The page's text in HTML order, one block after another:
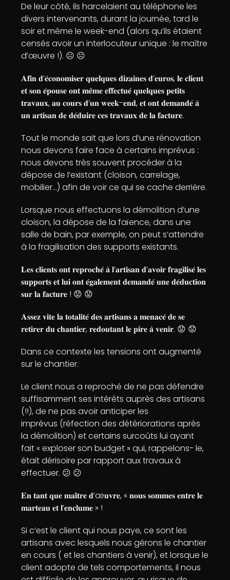
De leur côté, ils harcelaient au téléphone les
divers intervenants, durant la journée, tard le
soir et même le week-end (alors qu’ils étaient
censés avoir un interlocuteur unique : le maître
d’œuvre !). ☹️ ☹️
𝐀𝐟𝐢𝐧 𝐝’𝐞́𝐜𝐨𝐧𝐨𝐦𝐢𝐬𝐞𝐫 𝐪𝐮𝐞𝐥𝐪𝐮𝐞𝐬 𝐝𝐢𝐳𝐚𝐢𝐧𝐞𝐬 𝐝’𝐞𝐮𝐫𝐨𝐬, 𝐥𝐞 𝐜𝐥𝐢𝐞𝐧𝐭
𝐞𝐭 𝐬𝐨𝐧 𝐞́𝐩𝐨𝐮𝐬𝐞 𝐨𝐧𝐭 𝐦𝐞̂𝐦𝐞 𝐞𝐟𝐟𝐞𝐜𝐭𝐮𝐞́ 𝐪𝐮𝐞𝐥𝐪𝐮𝐞𝐬 𝐩𝐞𝐭𝐢𝐭𝐬
𝐭𝐫𝐚𝐯𝐚𝐮𝐱, 𝐚𝐮 𝐜𝐨𝐮𝐫𝐬 𝐝’𝐮𝐧 𝐰𝐞𝐞𝐤-𝐞𝐧𝐝, 𝐞𝐭 𝐨𝐧𝐭 𝐝𝐞𝐦𝐚𝐧𝐝𝐞́ 𝐚̀
𝐮𝐧 𝐚𝐫𝐭𝐢𝐬𝐚𝐧 𝐝𝐞 𝐝𝐞́𝐝𝐮𝐢𝐫𝐞 𝐜𝐞𝐬 𝐭𝐫𝐚𝐯𝐚𝐮𝐱 𝐝𝐞 𝐥𝐚 𝐟𝐚𝐜𝐭𝐮𝐫𝐞.
Tout le monde sait que lors d’une rénovation
nous devons faire face à certains imprévus :
nous devons très souvent procéder à la
dépose de l’existant (cloison, carrelage,
mobilier…) afin de voir ce qui se cache derrière.
Lorsque nous effectuons la démolition d’une
cloison, la dépose de la faïence, dans une
salle de bain, par exemple, on peut s’attendre
à la fragilisation des supports existants.
𝐋𝐞𝐬 𝐜𝐥𝐢𝐞𝐧𝐭𝐬 𝐨𝐧𝐭 𝐫𝐞𝐩𝐫𝐨𝐜𝐡𝐞́ 𝐚̀ 𝐥’𝐚𝐫𝐭𝐢𝐬𝐚𝐧 𝐝’𝐚𝐯𝐨𝐢𝐫 𝐟𝐫𝐚𝐠𝐢𝐥𝐢𝐬𝐞́ 𝐥𝐞𝐬
𝐬𝐮𝐩𝐩𝐨𝐫𝐭𝐬 𝐞𝐭 𝐥𝐮𝐢 𝐨𝐧𝐭 𝐞́𝐠𝐚𝐥𝐞𝐦𝐞𝐧𝐭 𝐝𝐞𝐦𝐚𝐧𝐝𝐞́ 𝐮𝐧𝐞 𝐝𝐞́𝐝𝐮𝐜𝐭𝐢𝐨𝐧
𝐬𝐮𝐫 𝐥𝐚 𝐟𝐚𝐜𝐭𝐮𝐫𝐞 ! 😟 😟
𝐀𝐬𝐬𝐞𝐳 𝐯𝐢𝐭𝐞 𝐥𝐚 𝐭𝐨𝐭𝐚𝐥𝐢𝐭𝐞́ 𝐝𝐞𝐬 𝐚𝐫𝐭𝐢𝐬𝐚𝐧𝐬 𝐚 𝐦𝐞𝐧𝐚𝐜𝐞́ 𝐝𝐞 𝐬𝐞
𝐫𝐞𝐭𝐢𝐫𝐞𝐫 𝐝𝐮 𝐜𝐡𝐚𝐧𝐭𝐢𝐞𝐫, 𝐫𝐞𝐝𝐨𝐮𝐭𝐚𝐧𝐭 𝐥𝐞 𝐩𝐢𝐫𝐞 𝐚̀ 𝐯𝐞𝐧𝐢𝐫. 😟 😟
Dans ce contexte les tensions ont augmenté
sur le chantier.
Le client nous a reproché de ne pas défendre
suffisamment ses intérêts auprès des artisans
(!!), de ne pas avoir anticiper les
imprévus (réfection des détériorations après
la démolition) et certains surcoûts lui ayant
fait « exploser son budget » qui, rappelons- le,
était dérisoire par rapport aux travaux à
effectuer. 😕 😕
𝐄𝐧 𝐭𝐚𝐧𝐭 𝐪𝐮𝐞 𝐦𝐚𝐢̂𝐭𝐫𝐞 𝐝’œ𝐮𝐯𝐫𝐞, « 𝐧𝐨𝐮𝐬 𝐬𝐨𝐦𝐦𝐞𝐬 𝐞𝐧𝐭𝐫𝐞 𝐥𝐞
𝐦𝐚𝐫𝐭𝐞𝐚𝐮 𝐞𝐭 𝐥’𝐞𝐧𝐜𝐥𝐮𝐦𝐞 » !
Si c’est le client qui nous paye, ce sont les
artisans avec lesquels nous gérons le chantier
en cours ( et les chantiers à venir), et lorsque le
client adopte de tels comportements, il nous